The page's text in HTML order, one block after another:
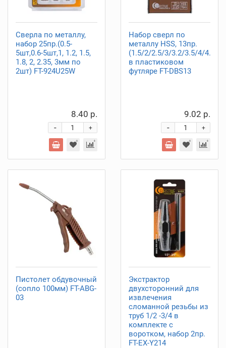
Сверла по металлу,
набор 25пр.(0.5-
5шт,0.6-5шт,1, 1.2, 1.5,
1.8, 2, 2.35, 3мм по
2шт) FT-924U25W
8.40 р.
+
-
Набор сверл по
металлу HSS, 13пр.
(1.5/2/2.5/3/3.2/3.5/4/4.5/
в пластиковом
футляре FT-DBS13
9.02 р.
+
-
Пистолет обдувочный
(сопло 100мм) FT-ABG-
03
Экстрактор
двухсторонний для
извлечения
сломанной резьбы из
труб 1/2 -3/4 в
комплекте с
воротком, набор 2пр.
FT-EX-Y214